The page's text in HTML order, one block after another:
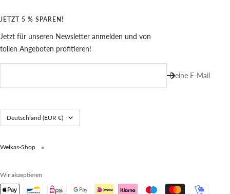
JETZT 5 % SPAREN!
Jetzt für unseren Newsletter anmelden und von
tollen Angeboten profitieren!
Deine E-Mail
Land/Region
Deutschland (EUR €)
Welkas-Shop
Wir akzeptieren